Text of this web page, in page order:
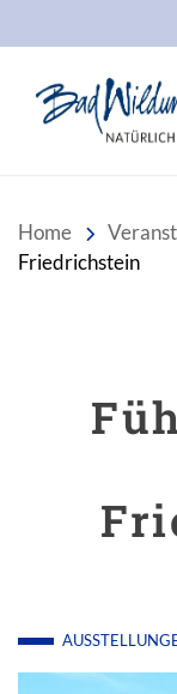
Home
Friedrichstein